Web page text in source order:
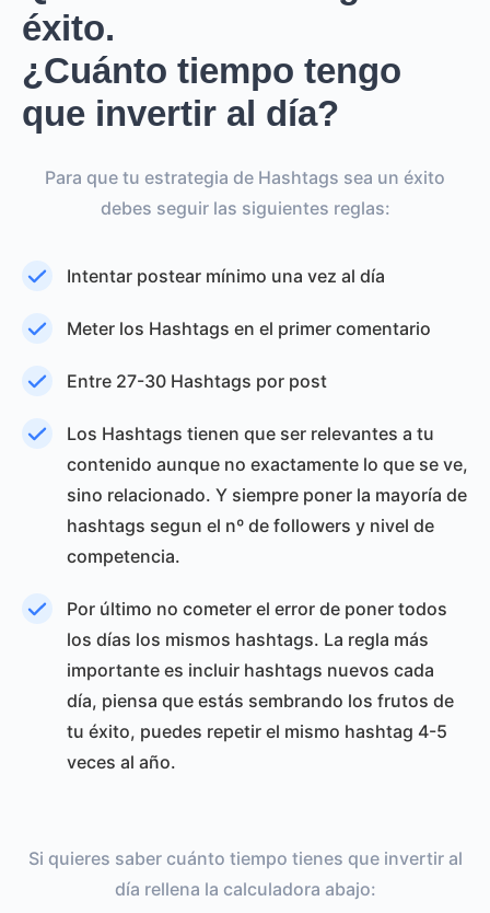
éxito.
¿Cuánto tiempo tengo
que invertir al día?
Para que tu estrategia de Hashtags sea un éxito
debes seguir las siguientes reglas:
Intentar postear mínimo una vez al día
Meter los Hashtags en el primer comentario
Entre 27-30 Hashtags por post
Los Hashtags tienen que ser relevantes a tu
contenido aunque no exactamente lo que se ve,
sino relacionado. Y siempre poner la mayoría de
hashtags segun el nº de followers y nivel de
competencia.
Por último no cometer el error de poner todos
los días los mismos hashtags. La regla más
importante es incluir hashtags nuevos cada
día, piensa que estás sembrando los frutos de
tu éxito, puedes repetir el mismo hashtag 4-5
veces al año.
Si quieres saber cuánto tiempo tienes que invertir al
día rellena la calculadora abajo: